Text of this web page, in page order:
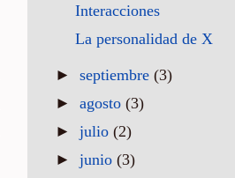
Interacciones
La personalidad de X
►septiembre(3)
►agosto(3)
►julio(2)
►junio(3)